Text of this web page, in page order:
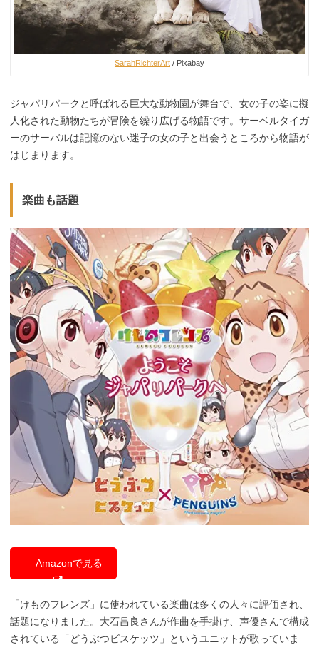
SarahRichterArt / Pixabay
ジャパリパークと呼ばれる巨大な動物園が舞台で、女の子の姿に擬
人化された動物たちが冒険を繰り広げる物語です。サーベルタイガ
ーのサーバルは記憶のない迷子の女の子と出会うところから物語が
はじまります。
楽曲も話題
Amazonで見る
「けものフレンズ」に使われている楽曲は多くの人々に評価され、
話題になりました。大石昌良さんが作曲を手掛け、声優さんで構成
されている「どうぶつビスケッツ」というユニットが歌っていま